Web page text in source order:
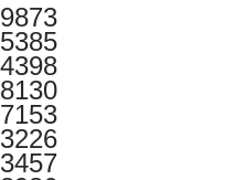
9873
5385
4398
8130
7153
3226
3457